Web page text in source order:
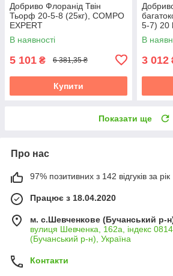
Добриво Флоранід Твін
Тьорф 20-5-8 (25кг), COMPO
EXPERT
В наявності
5 101 ₴ 6 381,35 ₴
Купити
5-7) 20
В
3 012
Показати ще
Про нас
97% позитивних з 142 відгуків за рік
Працює з 18.04.2020
м. с.Шевченкове (Бучанський р-
вулиця Шевченка, 162а, індекс
(Бучанський р-н), Україна
Контакти